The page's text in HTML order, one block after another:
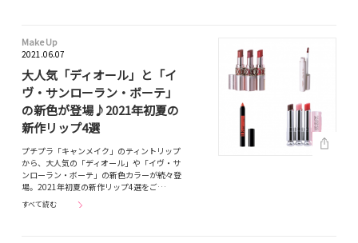
Make Up
2021.06.07
大人気「ディオール」と「イ
ヴ・サンローラン・ボーテ」
の新色が登場♪2021年初夏の
新作リップ4選
プチプラ「キャンメイク」のティントリップ
から、大人気の「ディオール」や「イヴ・サ
ンローラン・ボーテ」の新色カラーが続々登
場。2021年初夏の新作リップ4選をご…
すべて読む